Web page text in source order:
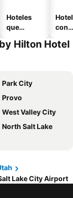
Hoteles
que
mascotas
con
Hilton Hotel
Park City
Provo
West Valley City
North Salt Lake
Lake City Airport